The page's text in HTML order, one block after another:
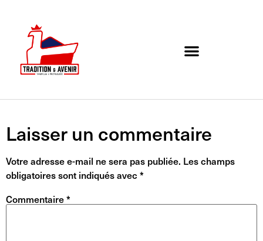
Laisser un commentaire
Votre adresse e-mail ne sera pas publiée. Les champs
obligatoires sont indiqués avec *
Commentaire*